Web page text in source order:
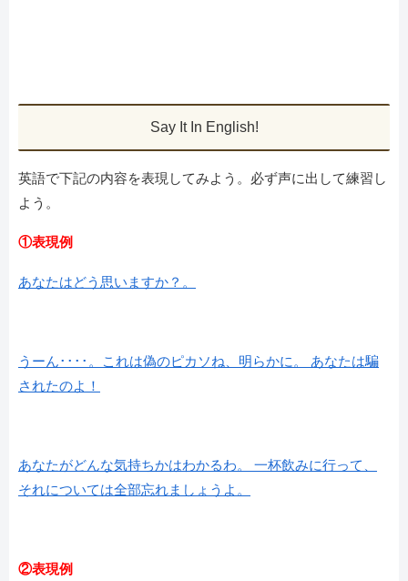
Say It In English!
英語で下記の内容を表現してみよう。必ず声に出して練習し
よう。
①表現例
あなたはどう思いますか？。
うーん････。これは偽のピカソね、明らかに。 あなたは騙
されたのよ！
あなたがどんな気持ちかはわかるわ。 一杯飲みに行って、
それについては全部忘れましょうよ。
②表現例